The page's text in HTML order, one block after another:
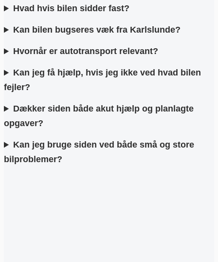
Hvad hvis bilen sidder fast?
Kan bilen bugseres væk fra Karlslunde?
Hvornår er autotransport relevant?
Kan jeg få hjælp, hvis jeg ikke ved hvad bilen
fejler?
Dækker siden både akut hjælp og planlagte
opgaver?
Kan jeg bruge siden ved både små og store
bilproblemer?